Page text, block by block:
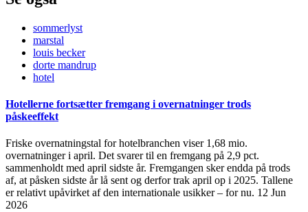
sommerlyst
marstal
louis becker
dorte mandrup
hotel
Hotellerne fortsætter fremgang i overnatninger trods
påskeeffekt
Friske overnatningstal for hotelbranchen viser 1,68 mio.
overnatninger i april. Det svarer til en fremgang på 2,9 pct.
sammenholdt med april sidste år. Fremgangen sker endda på trods
af, at påsken sidste år lå sent og derfor trak april op i 2025. Tallene
er relativt upåvirket af den internationale usikker – for nu. 12 Jun
2026